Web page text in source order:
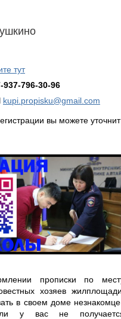
тут
937-796-30-96
kupi.propisku@gmail.com
вы можете
прописки по
хозяев
в своем доме
у вас не